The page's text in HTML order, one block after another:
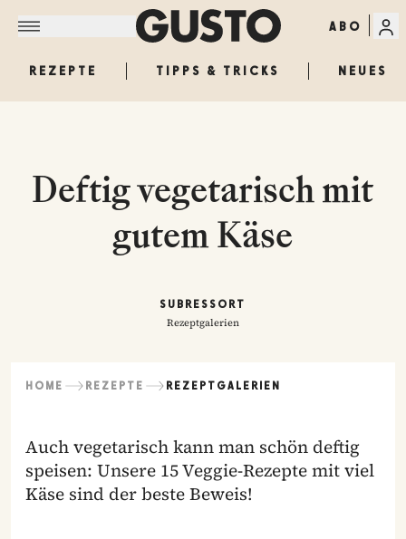
ABO
REZEPTE TIPPS & TRICKS NEUES
Deftig vegetarisch mit
gutem Käse
SUBRESSORT
Rezeptgalerien
HOME REZEPTE REZEPTGALERIEN
Auch vegetarisch kann man schön deftig
speisen: Unsere 15 Veggie-Rezepte mit viel
Käse sind der beste Beweis!